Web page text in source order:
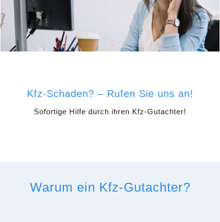
Kfz-Schaden? – Rufen Sie uns an!
Sofortige Hilfe durch ihren Kfz-Gutachter!
Warum ein Kfz-Gutachter?